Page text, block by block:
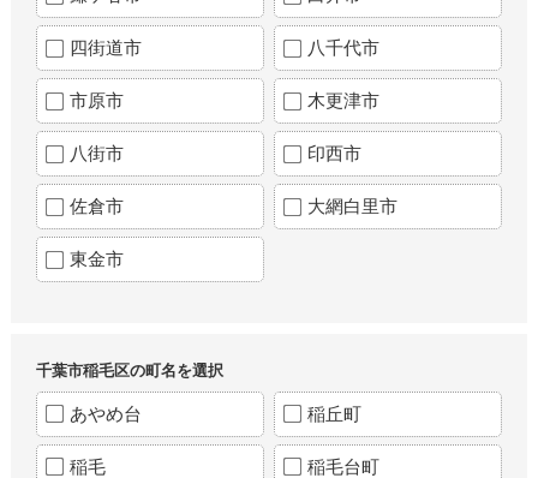
四街道市 八千代市
市原市 木更津市
八街市 印西市
佐倉市 大網白里市
東金市
千葉市稲毛区の町名を選択
あやめ台 稲丘町
稲毛 稲毛台町